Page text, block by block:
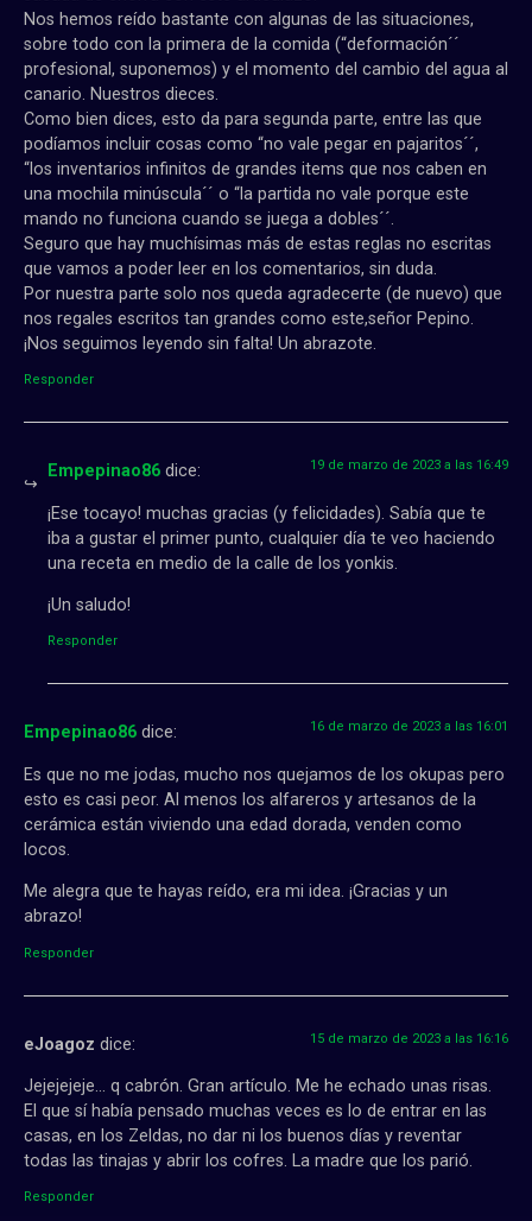
Nos hemos reído bastante con algunas de las situaciones,
sobre todo con la primera de la comida (“deformación´´
profesional, suponemos) y el momento del cambio del agua al
canario. Nuestros dieces.
Como bien dices, esto da para segunda parte, entre las que
podíamos incluir cosas como “no vale pegar en pajaritos´´,
“los inventarios infinitos de grandes items que nos caben en
una mochila minúscula´´ o “la partida no vale porque este
mando no funciona cuando se juega a dobles´´.
Seguro que hay muchísimas más de estas reglas no escritas
que vamos a poder leer en los comentarios, sin duda.
Por nuestra parte solo nos queda agradecerte (de nuevo) que
nos regales escritos tan grandes como este,señor Pepino.
¡Nos seguimos leyendo sin falta! Un abrazote.
Responder
Empepinao86 dice: 19 de marzo de 2023 a las 16:49
¡Ese tocayo! muchas gracias (y felicidades). Sabía que te
iba a gustar el primer punto, cualquier día te veo haciendo
una receta en medio de la calle de los yonkis.
¡Un saludo!
Responder
Empepinao86 dice: 16 de marzo de 2023 a las 16:01
Es que no me jodas, mucho nos quejamos de los okupas pero
esto es casi peor. Al menos los alfareros y artesanos de la
cerámica están viviendo una edad dorada, venden como
locos.
Me alegra que te hayas reído, era mi idea. ¡Gracias y un
abrazo!
Responder
eJoagoz dice: 15 de marzo de 2023 a las 16:16
Jejejejeje… q cabrón. Gran artículo. Me he echado unas risas.
El que sí había pensado muchas veces es lo de entrar en las
casas, en los Zeldas, no dar ni los buenos días y reventar
todas las tinajas y abrir los cofres. La madre que los parió.
Responder